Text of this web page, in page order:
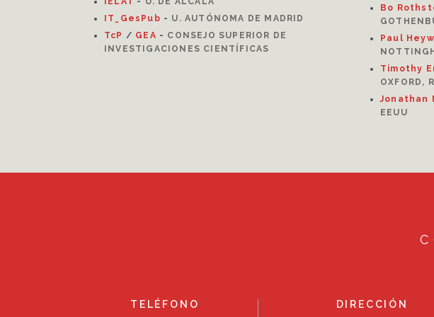
IT_GesPub - U. AUTÓNOMA DE MADRID
TcP / GEA - CONSEJO SUPERIOR DE
INVESTIGACIONES CIENTÍFICAS
Bo
Paul
Timothy
OXFORD,
Jonathan
EEUU
TELÉFONO DIRECCIÓN